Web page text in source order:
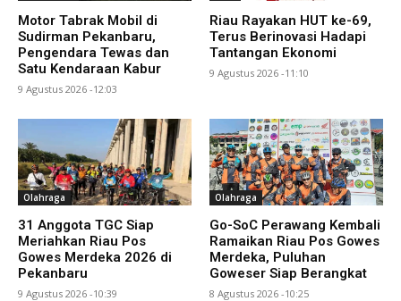
Motor Tabrak Mobil di
Sudirman Pekanbaru,
Pengendara Tewas dan
Satu Kendaraan Kabur
9 Agustus 2026 -12:03
Riau Rayakan HUT ke-69,
Terus Berinovasi Hadapi
Tantangan Ekonomi
9 Agustus 2026 -11:10
Olahraga
31 Anggota TGC Siap
Meriahkan Riau Pos
Gowes Merdeka 2026 di
Pekanbaru
9 Agustus 2026 -10:39
Olahraga
Go-SoC Perawang Kembali
Ramaikan Riau Pos Gowes
Merdeka, Puluhan
Goweser Siap Berangkat
8 Agustus 2026 -10:25